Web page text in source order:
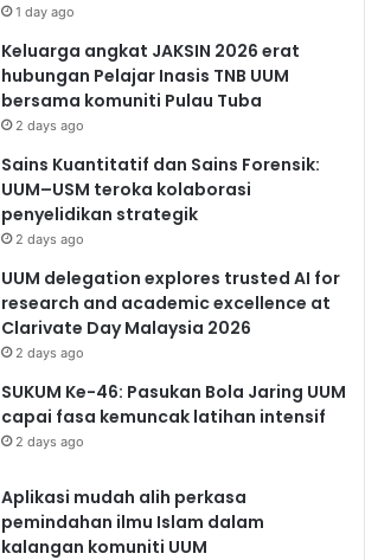
1 day ago
Keluarga angkat JAKSIN 2026 erat
hubungan Pelajar Inasis TNB UUM
bersama komuniti Pulau Tuba
2 days ago
Sains Kuantitatif dan Sains Forensik:
UUM–USM teroka kolaborasi
penyelidikan strategik
2 days ago
UUM delegation explores trusted AI for
research and academic excellence at
Clarivate Day Malaysia 2026
2 days ago
SUKUM Ke-46: Pasukan Bola Jaring UUM
capai fasa kemuncak latihan intensif
2 days ago
Aplikasi mudah alih perkasa
pemindahan ilmu Islam dalam
kalangan komuniti UUM